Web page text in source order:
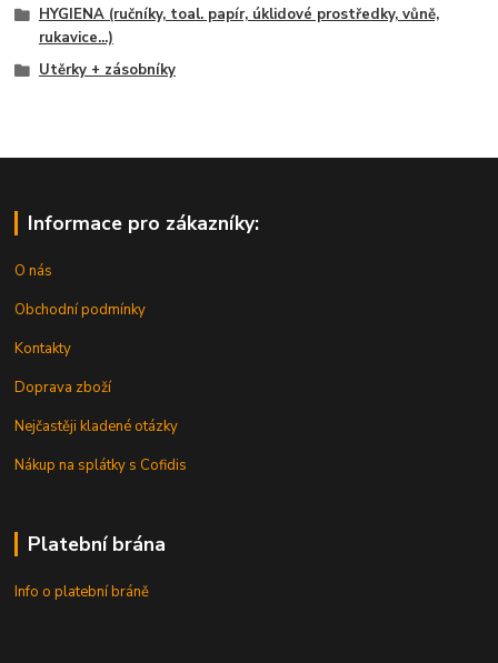
HYGIENA (ručníky, toal. papír, úklidové prostředky, vůně,
rukavice...)
Utěrky + zásobníky
Informace pro zákazníky:
O nás
Obchodní podmínky
Kontakty
Doprava zboží
Nejčastěji kladené otázky
Nákup na splátky s Cofidis
Platební brána
Info o platební bráně